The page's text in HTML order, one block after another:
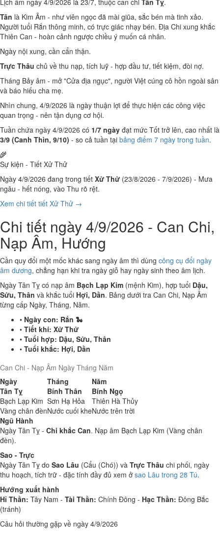
Lịch âm ngày 4/9/2026 là 23/7, thuộc can chi Tân Tỵ.
Tân là Kim Âm - như viên ngọc đã mài giũa, sắc bén mà tinh xảo.
Người tuổi Rắn thông minh, có trực giác nhạy bén. Địa Chi xung khắc
Thiên Can - hoàn cảnh ngược chiều ý muốn cá nhân.
Ngày nội xung, cần cẩn thận.
Trực Thâu chủ về thu nạp, tích luỹ - hợp đầu tư, tiết kiệm, đòi nợ.
Tháng Bảy âm - mở "Cửa địa ngục", người Việt cúng cô hồn ngoài sân
và báo hiếu cha mẹ.
Nhìn chung, 4/9/2026 là ngày thuận lợi để thực hiện các công việc
quan trọng - nên tận dụng cơ hội.
Tuần chứa ngày 4/9/2026 có 1/7 ngày đạt mức Tốt trở lên, cao nhất là
3/9 (Canh Thìn, 9/10) - so cả tuần tại bảng điểm 7 ngày trong tuần.
🌾
Sự kiện - Tiết Xử Thử
Ngày 4/9/2026 đang trong tiết Xử Thử (23/8/2026 - 7/9/2026) - Mưa
ngâu - hết nóng, vào Thu rõ rệt.
Xem chi tiết tiết Xử Thử →
Chi tiết ngày 4/9/2026 - Can Chi,
Nạp Âm, Hướng
Cần quy đổi một mốc khác sang ngày âm thì dùng công cụ đổi ngày
âm dương, chẳng hạn khi tra ngày giỗ hay ngày sinh theo âm lịch.
Ngày Tân Tỵ có nạp âm Bạch Lạp Kim (mệnh Kim), hợp tuổi Dậu,
Sửu, Thân và khắc tuổi Hợi, Dần. Bảng dưới tra Can Chi, Nạp Âm
từng cấp Ngày, Tháng, Năm.
• Ngày con: Rắn 🐍
• Tiết khí: Xử Thử
• Tuổi hợp: Dậu, Sửu, Thân
• Tuổi khắc: Hợi, Dần
Can Chi - Nạp Âm Ngày Tháng Năm
Ngày
Tháng
Năm
Tân Tỵ
Bính Thân
Bính Ngọ
Bạch Lạp Kim Sơn Hạ Hỏa
Thiên Hà Thủy
Vàng chân đènNước cuối kheNước trên trời
Ngũ Hành
Ngày Tân Tỵ - Chi khắc Can. Nạp âm Bạch Lạp Kim (Vàng chân
đèn).
Sao - Trực
Ngày Tân Tỵ do Sao Lâu (Cẩu (Chó)) và Trực Thâu chi phối, ngày
thu hoạch, tích trữ - đặc tính đầy đủ xem ở sao Lâu trong 28 Tú.
Hướng xuất hành
Hỉ Thần: Tây Nam - Tài Thần: Chính Đông - Hạc Thần: Đông Bắc
(tránh)
Câu hỏi thường gặp về ngày 4/9/2026